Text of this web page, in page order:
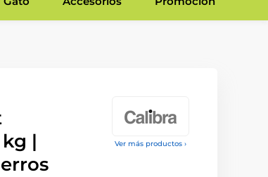
Ver más productos ›
|